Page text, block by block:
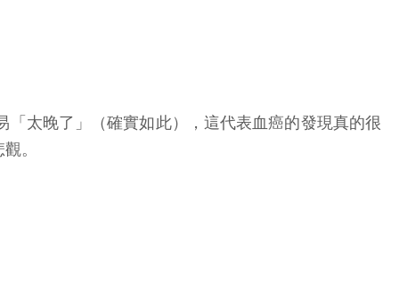
太晚了」（確實如此），這代表血癌的發現真的很
。